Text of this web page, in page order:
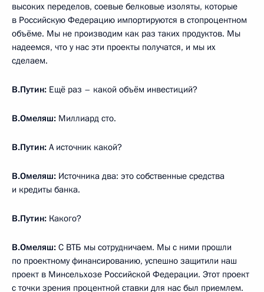
высоких переделов, соевые белковые изоляты, которые
в Российскую Федерацию импортируются в стопроцентном
объёме. Мы не производим как раз таких продуктов. Мы
надеемся, что у нас эти проекты получатся, и мы их
сделаем.
В.Путин: Ещё раз – какой объём инвестиций?
В.Омеляш: Миллиард сто.
В.Путин: А источник какой?
В.Омеляш: Источника два: это собственные средства
и кредиты банка.
В.Путин: Какого?
В.Омеляш: С ВТБ мы сотрудничаем. Мы с ними прошли
по проектному финансированию, успешно защитили наш
проект в Минсельхозе Российской Федерации. Этот проект
с точки зрения процентной ставки для нас был приемлем.